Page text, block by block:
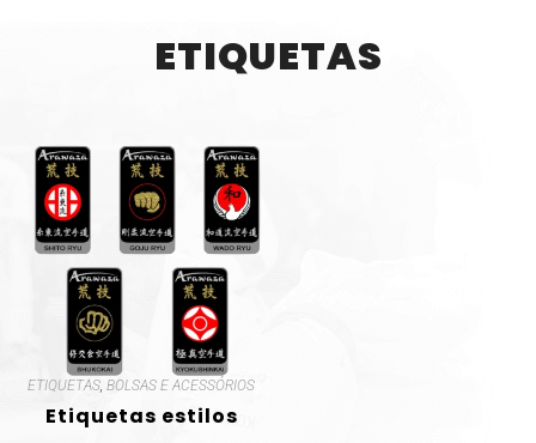
ETIQUETAS
ETIQUETAS,BOLSAS E ACESSÓRIOS
Etiquetas estilos